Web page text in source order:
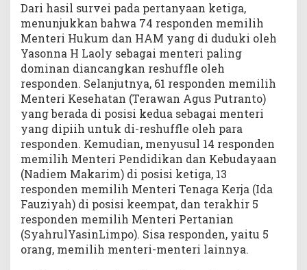
Dari hasil survei pada pertanyaan ketiga,
menunjukkan bahwa 74 responden memilih
Menteri Hukum dan HAM yang di duduki oleh
Yasonna H Laoly sebagai menteri paling
dominan diancangkan reshuffle oleh
responden. Selanjutnya, 61 responden memilih
Menteri Kesehatan (Terawan Agus Putranto)
yang berada di posisi kedua sebagai menteri
yang dipiih untuk di-reshuffle oleh para
responden. Kemudian, menyusul 14 responden
memilih Menteri Pendidikan dan Kebudayaan
(Nadiem Makarim) di posisi ketiga, 13
responden memilih Menteri Tenaga Kerja (Ida
Fauziyah) di posisi keempat, dan terakhir 5
responden memilih Menteri Pertanian
(SyahrulYasinLimpo). Sisa responden, yaitu 5
orang, memilih menteri-menteri lainnya.